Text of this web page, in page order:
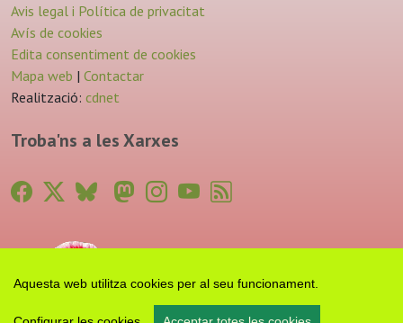
Aquesta web utilitza cookies per al seu funcionament.
Avis legal i Política de privacitat
Avís de cookies
Edita consentiment de cookies
Mapa web | Contactar
Realització: cdnet
Troba'ns a les Xarxes